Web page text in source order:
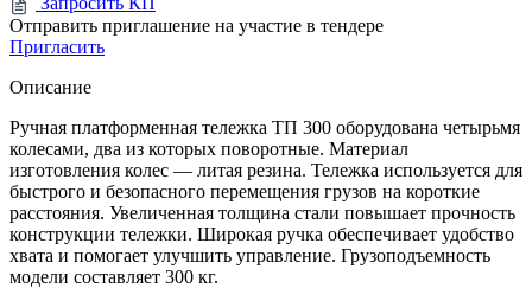
Отправить приглашение на участие в тендере
Пригласить
Описание
Ручная платформенная тележка ТП 300 оборудована четырьмя
колесами, два из которых поворотные. Материал
изготовления колес — литая резина. Тележка используется для
быстрого и безопасного перемещения грузов на короткие
расстояния. Увеличенная толщина стали повышает прочность
конструкции тележки. Широкая ручка обеспечивает удобство
хвата и помогает улучшить управление. Грузоподъемность
модели составляет 300 кг.